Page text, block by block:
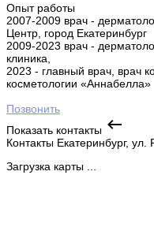
Опыт работы
2007-2009 врач -
Центр, город Екатеринбург
2009-2023 врач -
клиника,
2023 - главный врач, врач
косметологии «Аннабелла»
Позвонить
Показать контакты
Контакты Екатеринбург,
Загрузка карты ...